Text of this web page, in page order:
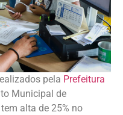
pela Prefeitura
Municipal de
alta de 25% no